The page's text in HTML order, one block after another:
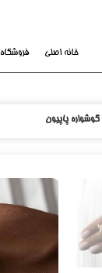
خانه اصلی فروشگاه
گوشواره پاپیون